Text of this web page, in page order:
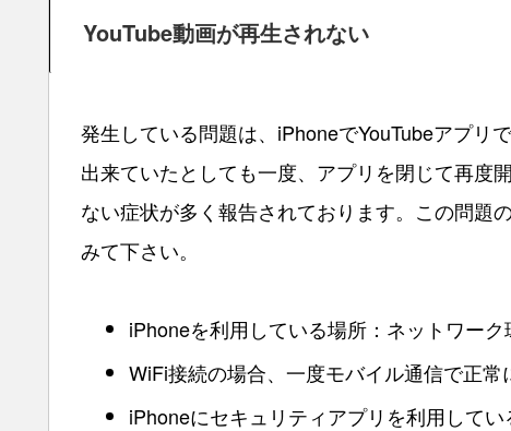
YouTube動画が再生されない
発生している問題は、iPhoneでYouTubeアプリ
出来ていたとしても一度、アプリを閉じて再度
ない症状が多く報告されております。この問題
みて下さい。
iPhoneを利用している場所：ネットワーク
WiFi接続の場合、一度モバイル通信で正常
iPhoneにセキュリティアプリを利用して